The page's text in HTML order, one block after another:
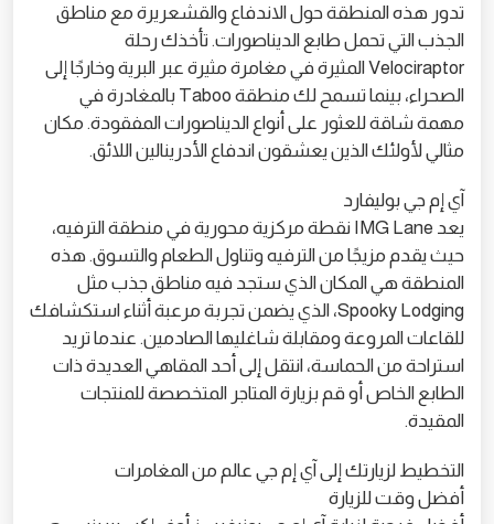
تدور هذه المنطقة حول الاندفاع والقشعريرة مع مناطق
الجذب التي تحمل طابع الديناصورات. تأخذك رحلة
Velociraptor المثيرة في مغامرة مثيرة عبر البرية وخارجًا إلى
الصحراء، بينما تسمح لك منطقة Taboo بالمغادرة في
مهمة شاقة للعثور على أنواع الديناصورات المفقودة. مكان
مثالي لأولئك الذين يعشقون اندفاع الأدرينالين اللائق.
آي إم جي بوليفارد
يعد IMG Lane نقطة مركزية محورية في منطقة الترفيه،
حيث يقدم مزيجًا من الترفيه وتناول الطعام والتسوق. هذه
المنطقة هي المكان الذي ستجد فيه مناطق جذب مثل
Spooky Lodging، الذي يضمن تجربة مرعبة أثناء استكشافك
للقاعات المروعة ومقابلة شاغليها الصادمين. عندما تريد
استراحة من الحماسة، انتقل إلى أحد المقاهي العديدة ذات
الطابع الخاص أو قم بزيارة المتاجر المتخصصة للمنتجات
المقيدة.
التخطيط لزيارتك إلى آي إم جي عالم من المغامرات
أفضل وقت للزيارة